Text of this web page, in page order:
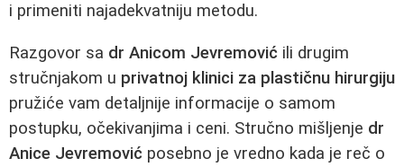
i primeniti najadekvatniju metodu.
Razgovor sa dr Anicom Jevremović ili drugim
stručnjakom u privatnoj klinici za plastičnu hirurgiju
pružiće vam detaljnije informacije o samom
postupku, očekivanjima i ceni. Stručno mišljenje dr
Anice Jevremović posebno je vredno kada je reč o